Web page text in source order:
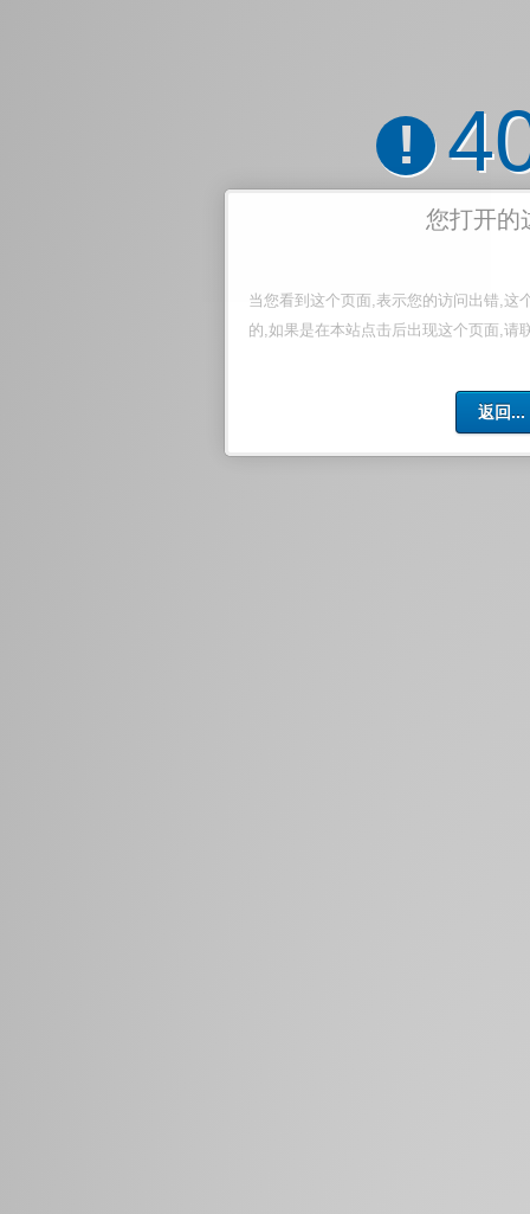
!
您打开的
当您看到这个页面,表示您的访问出错,这
的,如果是在本站点击后出现这个页面,请
返回...